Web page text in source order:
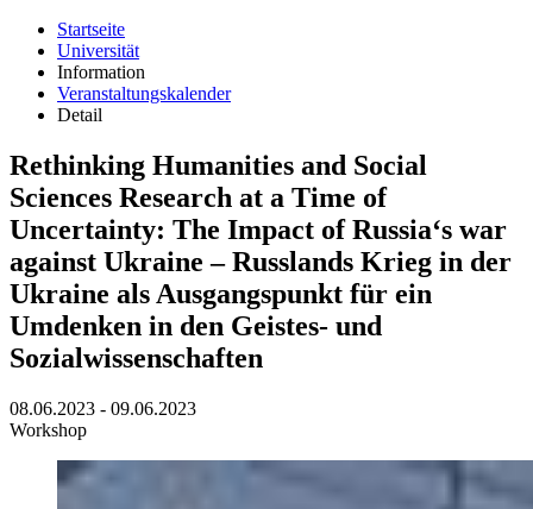
Startseite
Universität
Information
Veranstaltungskalender
Detail
Rethinking Humanities and Social
Sciences Research at a Time of
Uncertainty: The Impact of Russia‘s war
against Ukraine – Russlands Krieg in der
Ukraine als Ausgangspunkt für ein
Umdenken in den Geistes- und
Sozialwissenschaften
08.06.2023 - 09.06.2023
Workshop